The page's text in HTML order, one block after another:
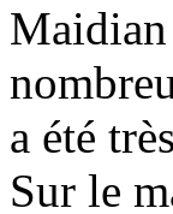
Maidian
a été
Sur le